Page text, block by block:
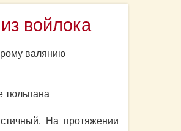
войлока
валянию
тюльпана
На протяжении